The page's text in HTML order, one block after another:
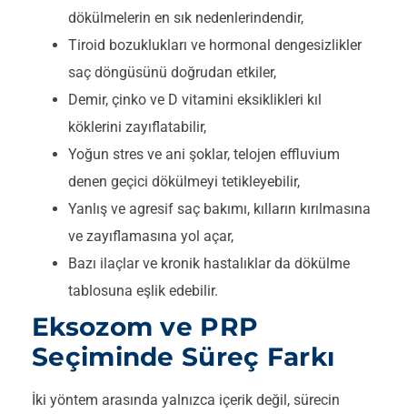
dökülmelerin en sık nedenlerindendir,
Tiroid bozuklukları ve hormonal dengesizlikler
saç döngüsünü doğrudan etkiler,
Demir, çinko ve D vitamini eksiklikleri kıl
köklerini zayıflatabilir,
Yoğun stres ve ani şoklar, telojen effluvium
denen geçici dökülmeyi tetikleyebilir,
Yanlış ve agresif saç bakımı, kılların kırılmasına
ve zayıflamasına yol açar,
Bazı ilaçlar ve kronik hastalıklar da dökülme
tablosuna eşlik edebilir.
Eksozom ve PRP
Seçiminde Süreç Farkı
İki yöntem arasında yalnızca içerik değil, sürecin